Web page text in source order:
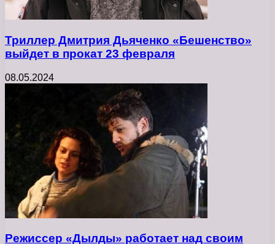
Триллер Дмитрия Дьяченко «Бешенство»
выйдет в прокат 23 февраля
08.05.2024
Режиссер «Дылды» работает над своим